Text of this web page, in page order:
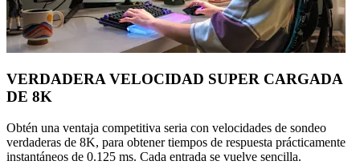
VERDADERA VELOCIDAD SUPER CARGADA
DE 8K
Obtén una ventaja competitiva seria con velocidades de sondeo
verdaderas de 8K, para obtener tiempos de respuesta prácticamente
instantáneos de 0.125 ms. Cada entrada se vuelve sencilla.